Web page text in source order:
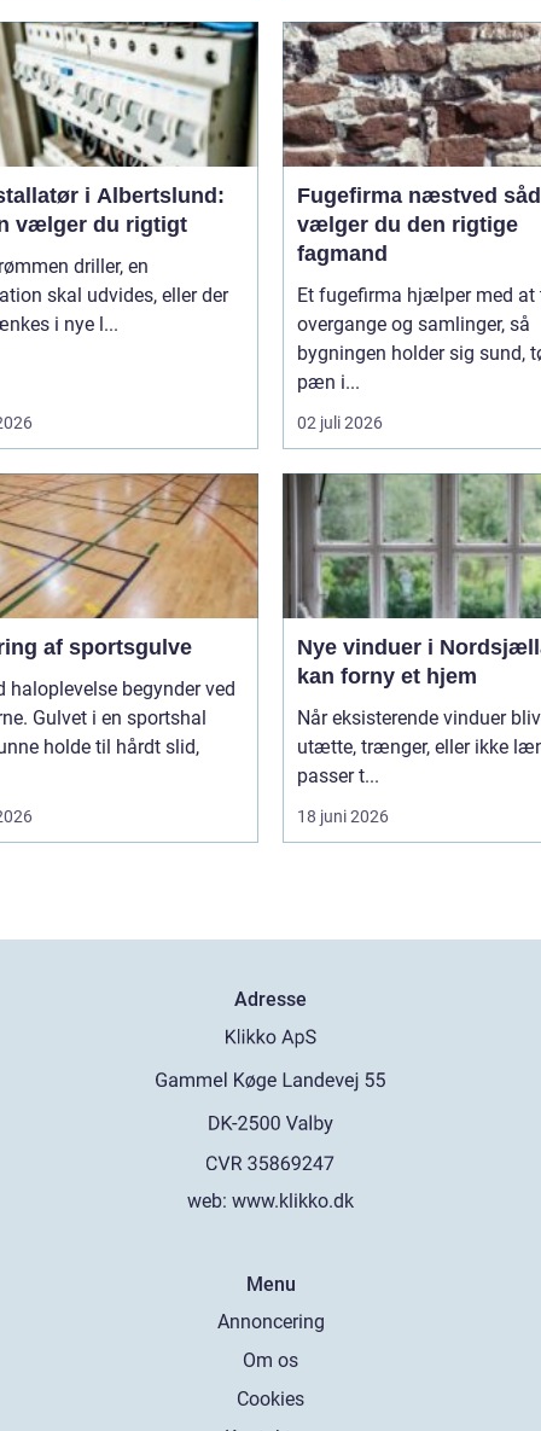
i Albertslund:
vælger du rigtigt
driller, en
skal udvides, eller der
i nye l...
Fugefirma næstved sådan
vælger du den rigtige
fagmand
Et fugefirma hjælper med
overgange og samlinger, så
bygningen holder sig sund,
pæn i...
02 juli 2026
af sportsgulve
haloplevelse begynder ved
Gulvet i en sportshal
holde til hårdt slid,
Nye vinduer i
kan forny et hjem
Når eksisterende vinduer
utætte, trænger, eller ikke
passer t...
18 juni 2026
Adresse
web: www.klikko.dk
Menu
Annoncering
Om os
Cookies